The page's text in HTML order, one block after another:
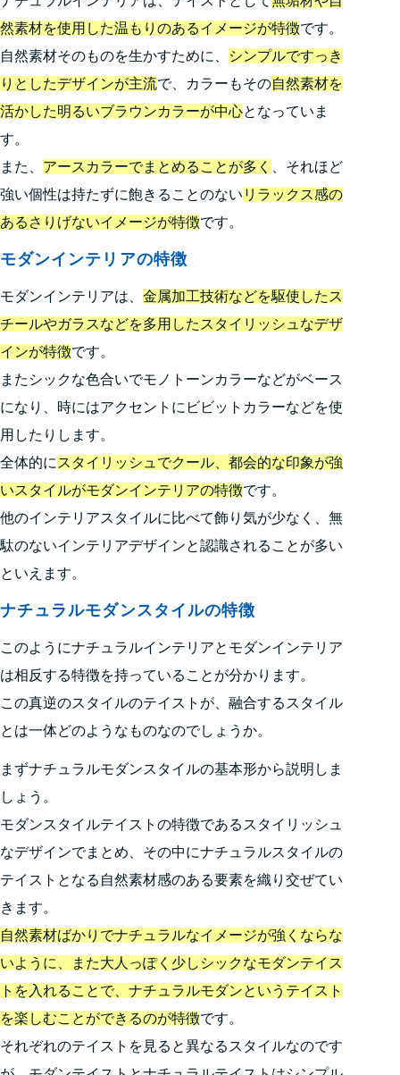
然素材を使用した温もりのあるイメージが特徴です。
自然素材そのものを生かすために、
シンプルですっき
りとしたデザインが主流で、カラーもその自然素材を
活かした明るいブラウンカラーが中心となっていま
す。
また、 アースカラーでまとめることが多く
、それほど
強い個性は持たずに飽きることのない リラックス感の
あるさりげないイメージが特徴です。
モダンインテリアの特徴
モダンインテリアは、 金属加工技術などを駆使したス
チールやガラスなどを多用したスタイリッシュなデザ
インが特徴です。
またシックな色合いでモノトーンカラーなどがベース
になり、時にはアクセントにビビットカラーなどを使
用したりします。
全体的に スタイリッシュでクール、都会的な印象が強
いスタイルがモダンインテリアの特徴です。
他のインテリアスタイルに比べて飾り気が少なく、無
駄のないインテリアデザインと認識されることが多い
といえます。
ナチュラルモダンスタイルの特徴
このようにナチュラルインテリアとモダンインテリア
は相反する特徴を持っていることが分かります。
この真逆のスタイルのテイストが、融合するスタイル
とは一体どのようなものなのでしょうか。
まずナチュラルモダンスタイルの基本形から説明しま
しょう。
モダンスタイルテイストの特徴であるスタイリッシュ
なデザインでまとめ、その中にナチュラルスタイルの
テイストとなる自然素材感のある要素を織り交ぜてい
きます。
自然素材ばかりでナチュラルなイメージが強くならな
いように、また大人っぽく少しシックなモダンテイス
トを入れることで、ナチュラルモダンというテイスト
を楽しむことができるのが特徴です。
それぞれのテイストを見ると異なるスタイルなのです